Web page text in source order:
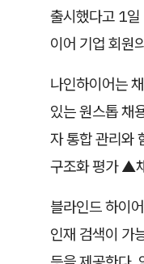
출시했다고 1일
이어 기업 회원
나인하이어는
있는 원스톱
자 통합 관리
구조화 평가 ▲
블라인드 하이
인재 검색이 가